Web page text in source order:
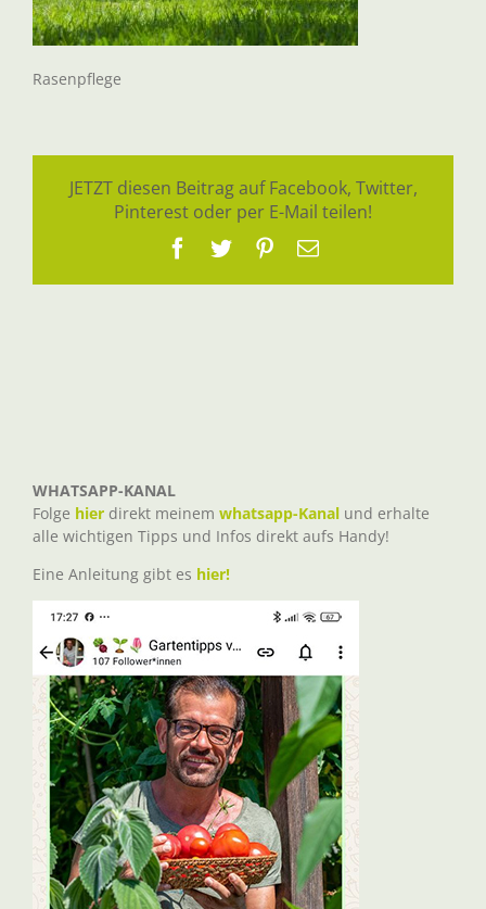
Rasenpflege
JETZT diesen Beitrag auf Facebook, Twitter,
Pinterest oder per E-Mail teilen!
Facebook
TwitterPinterest
E-
WHATSAPP-KANAL
Folge hier direkt meinem whatsapp-Kanal und erhalte
alle wichtigen Tipps und Infos direkt aufs Handy!
Eine Anleitung gibt es hier!